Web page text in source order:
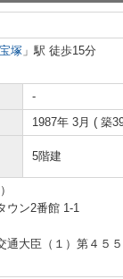
宝塚 」駅 徒歩15分
-
1987年 3月 ( 築
5階建
ウン2番館 1-1
大臣（１）第４５